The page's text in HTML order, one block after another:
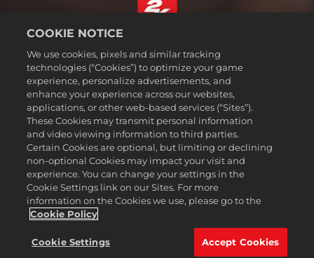
Lakitiedot
Tietosuojakäytäntö
Evästekäytäntö
Tuki
Älkää myykö tai jakako henkilötietojani
Order Lookup & Refunds
2K Ad Partners
©2016-2026 Take-Two Interactive Software Inc. 2K, Firaxis Games,
Civilization, and their respective logos are trademarks of Take-Two
Interactive Software, Inc. All rights reserved.
Kaikki tällä sivustolla mainitut tavaramerkit ovat omistajiensa
Suomi
COOKIE NOTICE
We use cookies, pixels and similar tracking
technologies (“Cookies”) to optimize your game
experience, personalize advertisements, and
enhance your experience across our websites,
applications, or other web-based services (“Sites”).
These Cookies may transmit personal information
and video viewing information to third parties.
Certain Cookies are optional, but limiting or declining
non-optional Cookies may impact your visit and
experience. You can change your settings in the
Cookie Settings link on our Sites. For more
information on the Cookies we use, please go to the
Cookie Policy
Cookie Settings Accept Cookies